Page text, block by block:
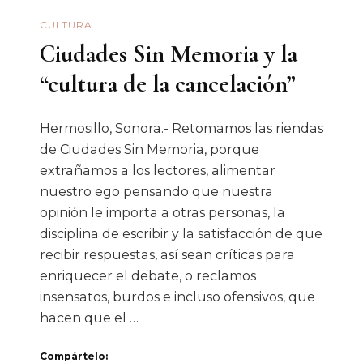
CULTURA
Ciudades Sin Memoria y la
“cultura de la cancelación”
Hermosillo, Sonora.- Retomamos las riendas
de Ciudades Sin Memoria, porque
extrañamos a los lectores, alimentar
nuestro ego pensando que nuestra
opinión le importa a otras personas, la
disciplina de escribir y la satisfacción de que
recibir respuestas, así sean críticas para
enriquecer el debate, o reclamos
insensatos, burdos e incluso ofensivos, que
hacen que el …
Compártelo: